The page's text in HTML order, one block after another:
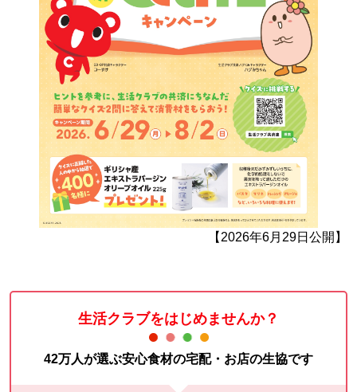
【2026年6月29日公開】
生活クラブをはじめませんか？
42万人が選ぶ安心食材の宅配・お店の生協です